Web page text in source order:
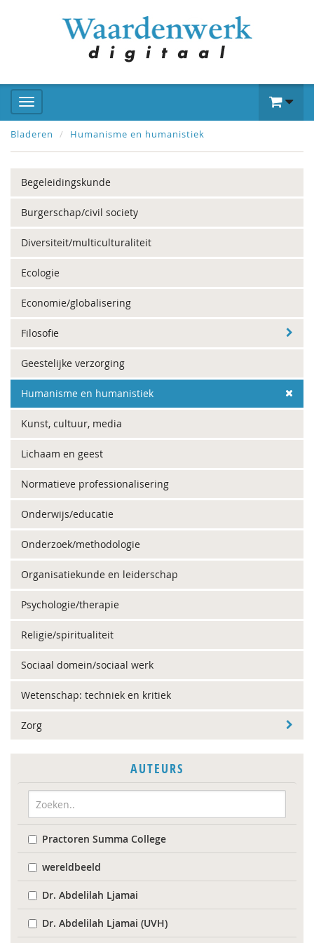
Bladeren Humanisme en humanistiek
Begeleidingskunde
Burgerschap/civil society
Diversiteit/multiculturaliteit
Ecologie
Economie/globalisering
Filosofie
Geestelijke verzorging
Humanisme en humanistiek
Kunst, cultuur, media
Lichaam en geest
Normatieve professionalisering
Onderwijs/educatie
Onderzoek/methodologie
Organisatiekunde en leiderschap
Psychologie/therapie
Religie/spiritualiteit
Sociaal domein/sociaal werk
Wetenschap: techniek en kritiek
Zorg
AUTEURS
Practoren Summa College
wereldbeeld
Dr. Abdelilah Ljamai
Dr. Abdelilah Ljamai (UVH)